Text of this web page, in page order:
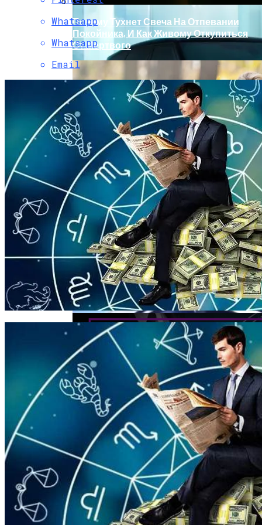
Обновление Для Range Rover Velar:
«умные» Фары, Новый Салон,
Улучшение PHEV-Версии
Электромобиль Xiaomi: Внешность Уже
Известна, Имя – Еще Нет
Почему Тухнет Свеча На Отпевании
Покойника, И Как Живому Откупиться
От Мертвого
Каким Знакам Зодиака Судьба
Преподнесет Сюрприз Уже В Сентябре
2023
Whatsapp
Whatsapp
Email